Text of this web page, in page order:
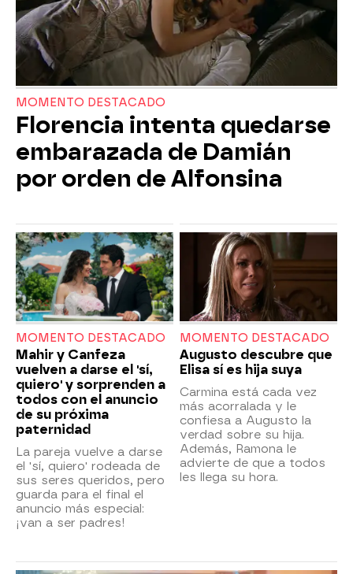
MOMENTO DESTACADO
Florencia intenta quedarse
embarazada de Damián
por orden de Alfonsina
MOMENTO DESTACADO
Mahir y Canfeza
vuelven a darse el 'sí,
quiero' y sorprenden a
todos con el anuncio
de su próxima
paternidad
La pareja vuelve a darse
el 'sí, quiero' rodeada de
sus seres queridos, pero
guarda para el final el
anuncio más especial:
¡van a ser padres!
MOMENTO DESTACADO
Augusto descubre que
Elisa sí es hija suya
Carmina está cada vez
más acorralada y le
confiesa a Augusto la
verdad sobre su hija.
Además, Ramona le
advierte de que a todos
les llega su hora.